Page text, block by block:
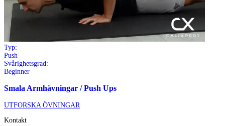
Typ:
Push
Svårighetsgrad:
Beginner
Smala Armhävningar / Push Ups
UTFORSKA ÖVNINGAR
Kontakt